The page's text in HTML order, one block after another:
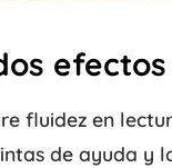
fluidez en
de ayuda y